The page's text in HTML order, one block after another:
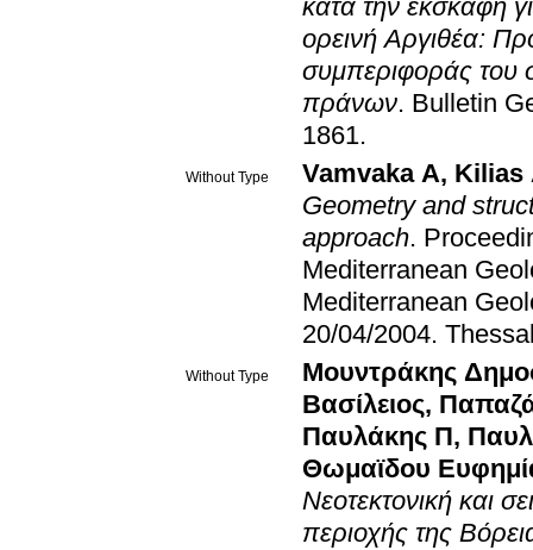
κατά την εκσκαφή
ορεινή Αργιθέα:
συμπεριφοράς του
πράνων. Bulletin
1861.
Without Type Vamvaka A, Kilias
Geometry and
approach.
Mediterranean
Mediterranean
20/04/2004.
Without Type
Μουντράκης
Βασίλειος,
Παυλάκης Π,
Θωμαϊδου
Νεοτεκτονική και
περιοχής της